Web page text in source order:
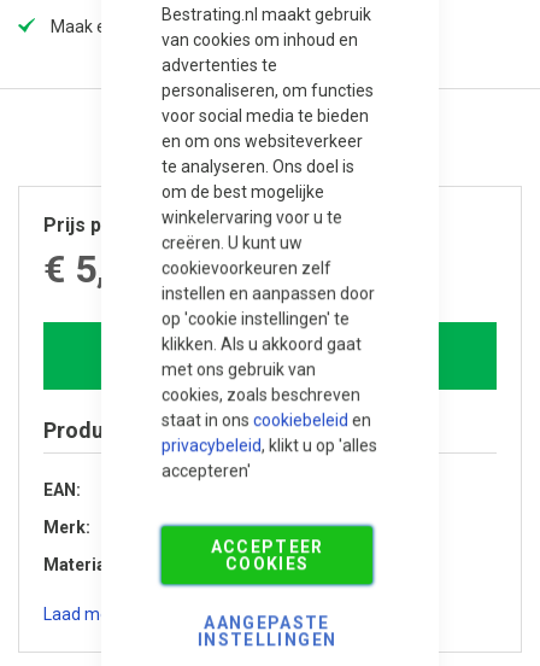
Bestrating.nl maakt gebruik
van cookies om inhoud en
advertenties te
personaliseren, om functies
voor social media te bieden
en om ons websiteverkeer
te analyseren. Ons doel is
om de best mogelijke
winkelervaring voor u te
creëren. U kunt uw
cookievoorkeuren zelf
instellen en aanpassen door
op 'cookie instellingen' te
klikken. Als u akkoord gaat
met ons gebruik van
cookies, zoals beschreven
staat in ons cookiebeleid en
privacybeleid, klikt u op 'alles
accepteren'
ACCEPTEER
COOKIES
AANGEPASTE
INSTELLINGEN
Maak een afspraak in onze showroom
Prijs per stuk
€ 5,765.00
In winkelwagen
Product specificaties
EAN
Merk
Trendhout
Materiaal
Douglas hout
Laad meer specificaties